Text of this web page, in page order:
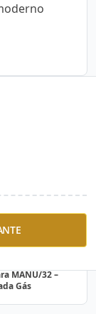
MANU/32 –
Gás